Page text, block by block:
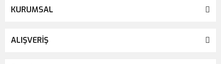
KURUMSAL
ALIŞVERİŞ